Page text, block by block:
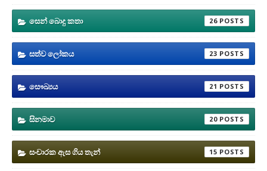
සෙන් බොදු කතා 26
සත්ව ලෝකය 23
සෞඛ්‍යය 21
සිනමාව 20
සංචාරක ඇස ගිය තැන් 15